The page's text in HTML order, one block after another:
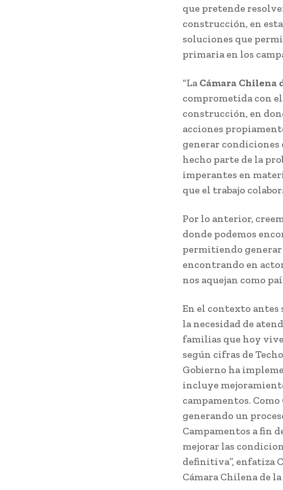
que pretende
construcción, en
soluciones que
primaria en los
“La Cámara Chilena
comprometida con
construcción, en
acciones
generar condiciones
hecho parte de la
imperantes en
que el trabajo
Por lo anterior,
donde podemos
permitiendo generar
encontrando en
nos aquejan como
En el contexto antes
la necesidad de
familias que hoy
según cifras de
Gobierno ha
incluye
campamentos.
generando un
Campamentos a fin
mejorar las
definitiva”, enfatiza
Cámara Chilena de